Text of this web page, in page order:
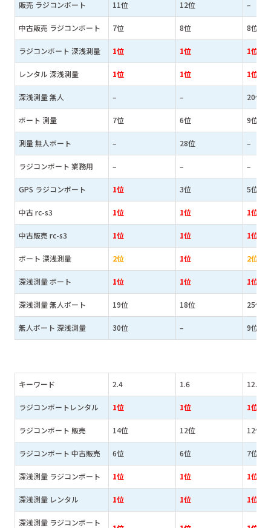
販売 ラジコンボート 11位 12位 –
中古販売 ラジコンボート 7位 8位 8位
ラジコンボート 深浅測量 1位 1位 1位
レンタル 深浅測量 1位 1位 1位
深浅測量 無人 – – 20位
ボート 測量 7位 6位 9位
測量 無人ボート – 28位 –
ラジコンボート 業務用 – – –
GPS ラジコンボート 1位 3位 5位
中古 rc-s3 1位 1位 1位
中古販売 rc-s3 1位 1位 1位
ボート 深浅測量 2位 1位 2位
深浅測量 ボート 1位 1位 1位
深浅測量 無人ボート 19位 18位 25位
無人ボート 深浅測量 30位 – 9位
キーワード 2.4 1.6 12.9
ラジコンボートレンタル 1位 1位 1位
ラジコンボート 販売 14位 12位 12位
ラジコンボート 中古販売 6位 6位 7位
深浅測量 ラジコンボート 1位 1位 1位
深浅測量 レンタル 1位 1位 1位
深浅測量 ラジコンボート